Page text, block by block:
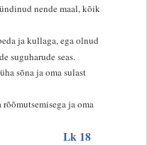
nende maal, kõik
ja kullaga, ega olnud
suguharude seas.
sõna ja oma sulast
ja oma
Lk 18